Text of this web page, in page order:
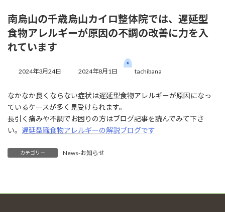
南烏山の千歳烏山カイロ整体院では、遅延型
食物アレルギーが原因の不調の改善に力を入
れています
2024年3月24日
終
日
時
:
2024年8月1日 tachibana
なかなか良くならない症状は遅延型食物アレルギーが原因になっ
ているケースが多く見受けられます。
長引く痛みや不調でお困りの方はブログ記事を読んでみて下さ
い。 遅延型職食物アレルギーの解説ブログです
カテゴリー News-お知らせ